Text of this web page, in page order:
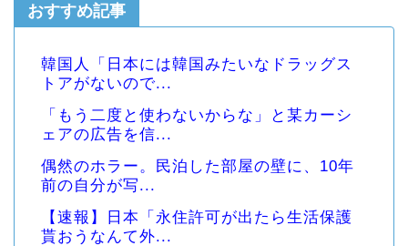
おすすめ記事
韓国人「日本には韓国みたいなドラッグス
トアがないので...
「もう二度と使わないからな」と某カーシ
ェアの広告を信...
偶然のホラー。民泊した部屋の壁に、10年
前の自分が写...
【速報】日本「永住許可が出たら生活保護
貰おうなんて外...